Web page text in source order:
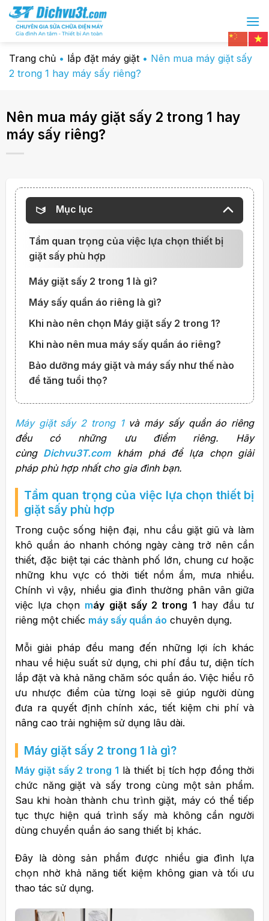
Chuyển
đến
dung
Trang chủ • lắp đặt máy giặt • Nên mua máy giặt sấy
2 trong 1 hay máy sấy riêng?
Nên mua máy giặt sấy 2 trong 1 hay
máy sấy riêng?
Mục lục
Tầm quan trọng của việc lựa chọn thiết bị
giặt sấy phù hợp
Máy giặt sấy 2 trong 1 là gì?
Máy sấy quần áo riêng là gì?
Khi nào nên chọn Máy giặt sấy 2 trong 1?
Khi nào nên mua máy sấy quần áo riêng?
Bảo dưỡng máy giặt và máy sấy như thế nào
để tăng tuổi thọ?
Máy giặt sấy 2 trong 1và máy sấy quần áo riêng
đều có những ưu điểm riêng. Hãy
cùng Dichvu3T.comkhám phá để lựa chọn giải
pháp phù hợp nhất cho gia đình bạn.
Tầm quan trọng của việc lựa chọn thiết bị
giặt sấy phù hợp
Trong cuộc sống hiện đại, nhu cầu giặt giũ và làm
khô quần áo nhanh chóng ngày càng trở nên cần
thiết, đặc biệt tại các thành phố lớn, chung cư hoặc
những khu vực có thời tiết nồm ẩm, mưa nhiều.
Chính vì vậy, nhiều gia đình thường phân vân giữa
việc lựa chọn máy giặt sấy 2 trong 1 hay đầu tư
riêng một chiếc máy sấy quần áo chuyên dụng.
Mỗi giải pháp đều mang đến những lợi ích khác
nhau về hiệu suất sử dụng, chi phí đầu tư, diện tích
lắp đặt và khả năng chăm sóc quần áo. Việc hiểu rõ
ưu nhược điểm của từng loại sẽ giúp người dùng
đưa ra quyết định chính xác, tiết kiệm chi phí và
nâng cao trải nghiệm sử dụng lâu dài.
Máy giặt sấy 2 trong 1 là gì?
Máy giặt sấy 2 trong 1 là thiết bị tích hợp đồng thời
chức năng giặt và sấy trong cùng một sản phẩm.
Sau khi hoàn thành chu trình giặt, máy có thể tiếp
tục thực hiện quá trình sấy mà không cần người
dùng chuyển quần áo sang thiết bị khác.
Đây là dòng sản phẩm được nhiều gia đình lựa
chọn nhờ khả năng tiết kiệm không gian và tối ưu
thao tác sử dụng.